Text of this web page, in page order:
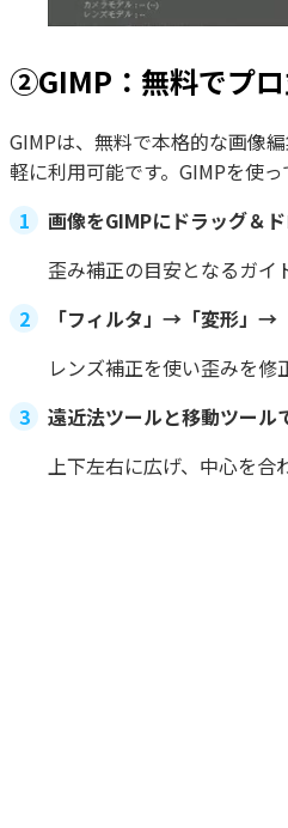
②GIMP：無料でプ
GIMPは、無料で本格的な画像
軽に利用可能です。GIMPを使
画像をGIMPにドラッグ＆
歪み補正の目安となるガイ
「フィルタ」→「変形」→
レンズ補正を使い歪みを修
遠近法ツールと移動ツール
上下左右に広げ、中心を合